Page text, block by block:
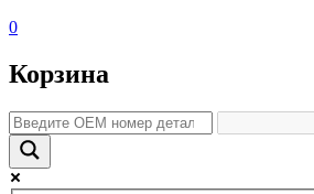
0
Корзина